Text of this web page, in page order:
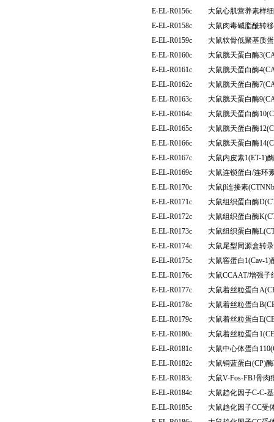
E-EL-R0156c
大鼠心肌营养素样
E-EL-R0158c
大鼠肉毒碱脂酰转
E-EL-R0159c
大鼠软骨低聚基质
E-EL-R0160c
大鼠胱天蛋白酶
E-EL-R0161c
大鼠胱天蛋白酶
E-EL-R0162c
大鼠胱天蛋白酶
E-EL-R0163c
大鼠胱天蛋白酶
E-EL-R0164c
大鼠胱天蛋白酶
E-EL-R0165c
大鼠胱天蛋白酶
E-EL-R0166c
大鼠胱天蛋白酶
E-EL-R0167c
大鼠内皮素1(ET-1)
E-EL-R0169c
大鼠连锁蛋白/连环
E-EL-R0170c
大鼠β连接素
E-EL-R0171c
大鼠组织蛋白酶
E-EL-R0172c
大鼠组织蛋白酶
E-EL-R0173c
大鼠组织蛋白酶
E-EL-R0174c
大鼠尾型同源盒转
E-EL-R0175c
大鼠窖蛋白1(Cav-
E-EL-R0176c
大鼠CCAAT/增强子
E-EL-R0177c
大鼠着丝粒蛋白
E-EL-R0178c
大鼠着丝粒蛋白
E-EL-R0179c
大鼠着丝粒蛋白
E-EL-R0180c
大鼠着丝粒蛋白
E-EL-R0181c
大鼠中心体蛋白
E-EL-R0182c
大鼠铜蓝蛋白(CP)
E-EL-R0183c
大鼠V-Fos-FBJ骨
E-EL-R0184c
大鼠趋化因子C-C-
E-EL-R0185c
大鼠趋化因子CC受